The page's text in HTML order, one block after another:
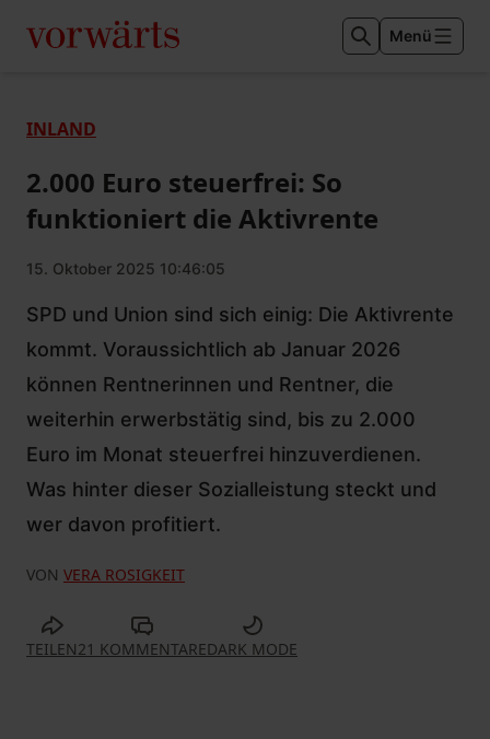
Menü
INLAND
2.000 Euro steuerfrei: So
funktioniert die Aktivrente
15. Oktober 2025 10:46:05
SPD und Union sind sich einig: Die Aktivrente
kommt. Voraussichtlich ab Januar 2026
können Rentnerinnen und Rentner, die
weiterhin erwerbstätig sind, bis zu 2.000
Euro im Monat steuerfrei hinzuverdienen.
Was hinter dieser Sozialleistung steckt und
wer davon profitiert.
VON VERA ROSIGKEIT
TEILEN21 KOMMENTAREDARK MODE